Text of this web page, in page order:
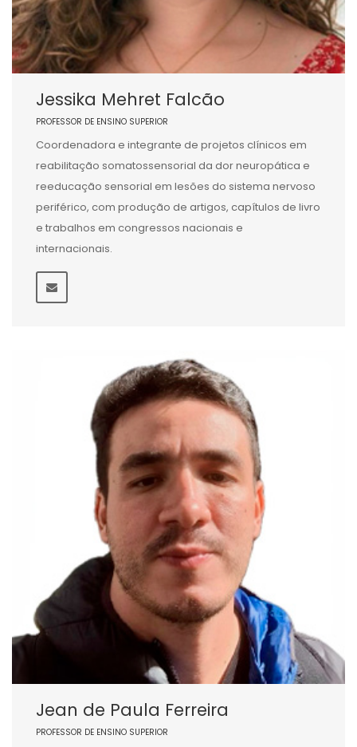
Jessika Mehret Falcão
PROFESSOR DE ENSINO SUPERIOR
Coordenadora e integrante de projetos clínicos em
reabilitação somatossensorial da dor neuropática e
reeducação sensorial em lesões do sistema nervoso
periférico, com produção de artigos, capítulos de livro
e trabalhos em congressos nacionais e
internacionais.
Jean de Paula Ferreira
PROFESSOR DE ENSINO SUPERIOR